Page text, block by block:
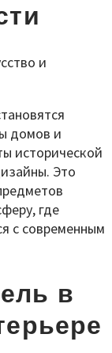
домов и
исторической
Это
где
с современным
в